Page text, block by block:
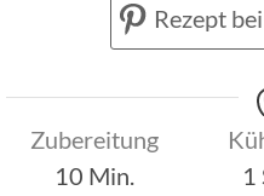
Rezept
Zubereitung
10 Minuten
Min.
1